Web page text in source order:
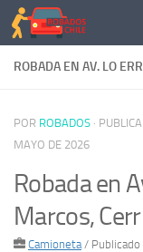
Saltar al contenido
ROBADA EN AV. LO
POR ROBADOS ·
MAYO DE 2026
Robada en
Marcos,
Camioneta/